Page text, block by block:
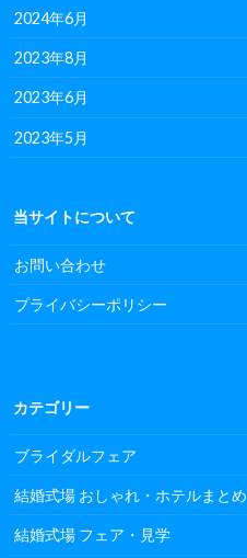
2024年6月
2023年8月
2023年6月
2023年5月
当サイトについて
お問い合わせ
プライバシーポリシー
カテゴリー
ブライダルフェア
結婚式場 おしゃれ・ホテルまとめ
結婚式場 フェア・見学